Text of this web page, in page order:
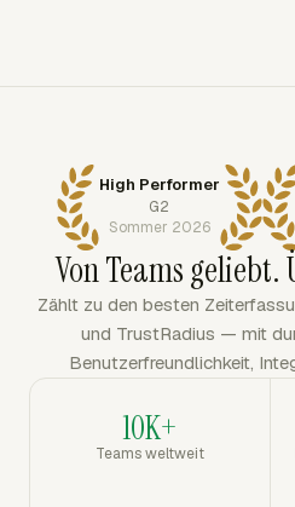
High Performer
G2
Sommer 2026
Von Teams
Zählt zu den besten
und TrustRadius — mit
Benutzerfreundlichkeit,
10K+
Teams weltweit